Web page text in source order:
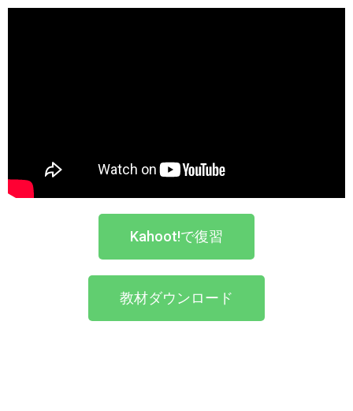
Kahoot!で復習
教材ダウンロード